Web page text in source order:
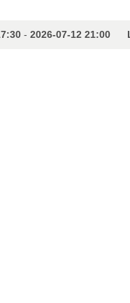
-2026-07-12 21:00